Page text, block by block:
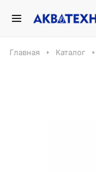
Главная Каталог